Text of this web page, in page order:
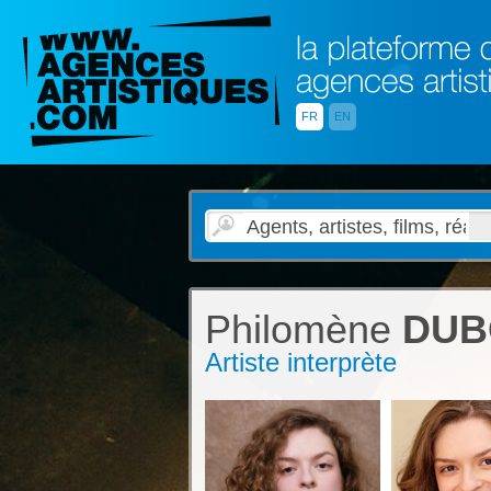
FR EN
Philomène
Artiste interprète